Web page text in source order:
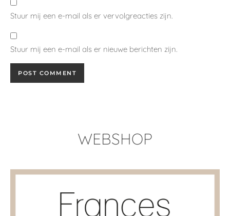
Stuur mij een e-mail als er vervolgreacties zijn.
Stuur mij een e-mail als er nieuwe berichten zijn.
WEBSHOP